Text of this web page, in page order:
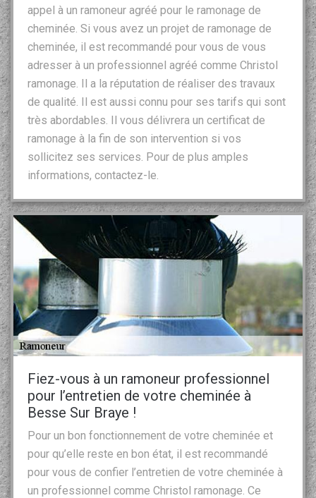
appel à un ramoneur agréé pour le ramonage de
cheminée. Si vous avez un projet de ramonage de
cheminée, il est recommandé pour vous de vous
adresser à un professionnel agréé comme Christol
ramonage. Il a la réputation de réaliser des travaux
de qualité. Il est aussi connu pour ses tarifs qui sont
très abordables. Il vous délivrera un certificat de
ramonage à la fin de son intervention si vos
sollicitez ses services. Pour de plus amples
informations, contactez-le.
Fiez-vous à un ramoneur professionnel
pour l’entretien de votre cheminée à
Besse Sur Braye !
Pour un bon fonctionnement de votre cheminée et
pour qu’elle reste en bon état, il est recommandé
pour vous de confier l’entretien de votre cheminée à
un professionnel comme Christol ramonage. Ce